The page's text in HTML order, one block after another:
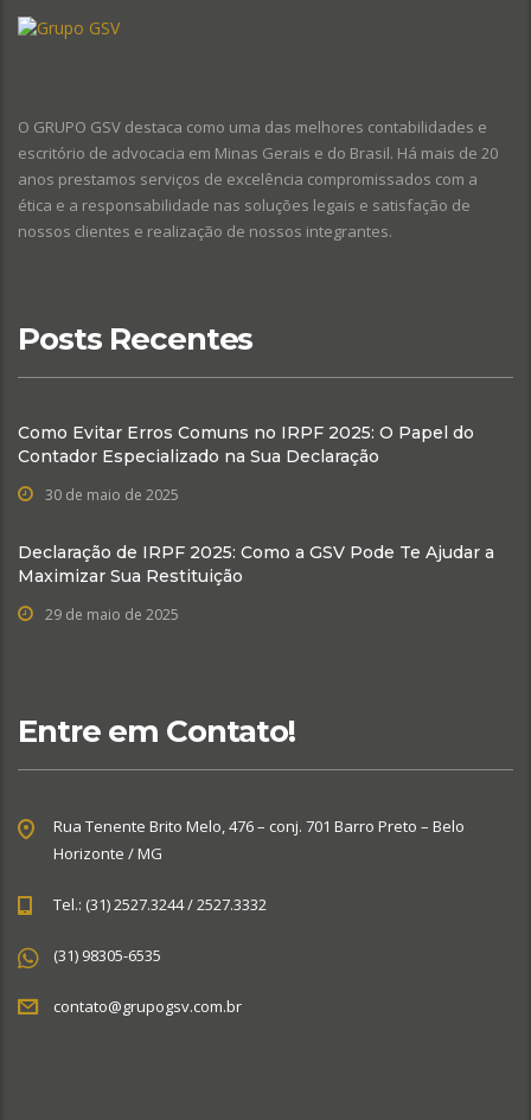
O GRUPO GSV destaca como uma das melhores contabilidades e
escritório de advocacia em Minas Gerais e do Brasil. Há mais de 20
anos prestamos serviços de excelência compromissados com a
ética e a responsabilidade nas soluções legais e satisfação de
nossos clientes e realização de nossos integrantes.
Posts Recentes
Como Evitar Erros Comuns no IRPF 2025: O Papel do
Contador Especializado na Sua Declaração
30 de maio de 2025
Declaração de IRPF 2025: Como a GSV Pode Te Ajudar a
Maximizar Sua Restituição
29 de maio de 2025
Entre em Contato!
Rua Tenente Brito Melo, 476 – conj. 701 Barro Preto – Belo
Horizonte / MG
Tel.: (31) 2527.3244 / 2527.3332
(31) 98305-6535
contato@grupogsv.com.br